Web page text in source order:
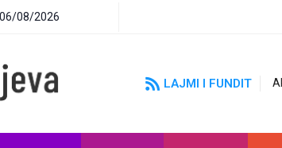
08/2026
LAJMI I FUNDIT